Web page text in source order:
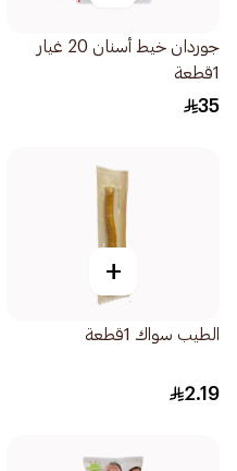
جوردان خيط أسنان 20 غيار
1قطعة
35
+
الطيب سواك 1قطعة
2.19